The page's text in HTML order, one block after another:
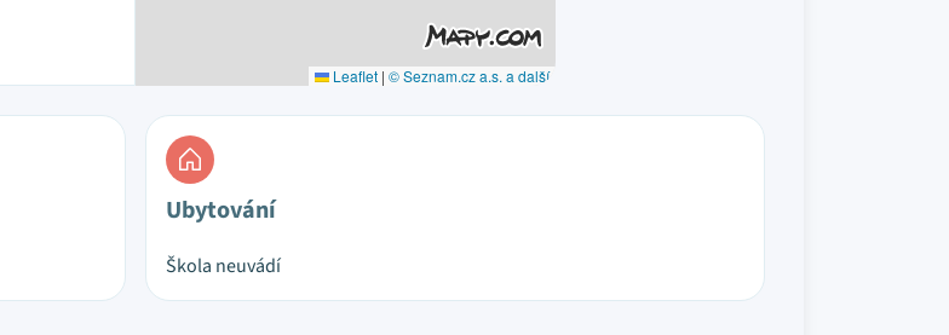
Leaflet | © Seznam.cz a.s. a další
Ubytování
Škola neuvádí